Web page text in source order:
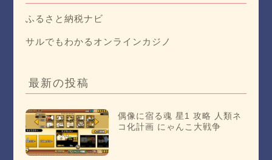
ふるさと納税ナビ
サルでもわかるオンラインカジノ
最新の投稿
偶像に宿る魂 星1 攻略 人類ネ
コ化計画 にゃんこ大戦争